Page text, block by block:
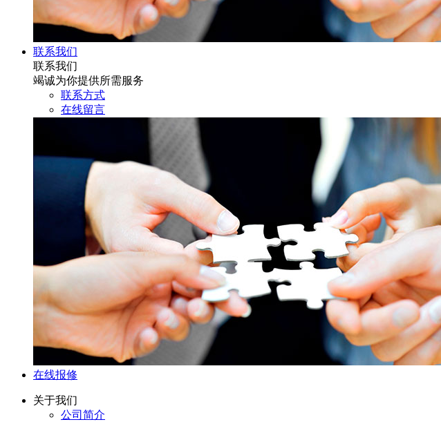
联系我们
联系我们
竭诚为你提供所需服务
联系方式
在线留言
在线报修
关于我们
公司简介